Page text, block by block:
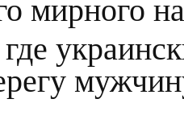
мирного